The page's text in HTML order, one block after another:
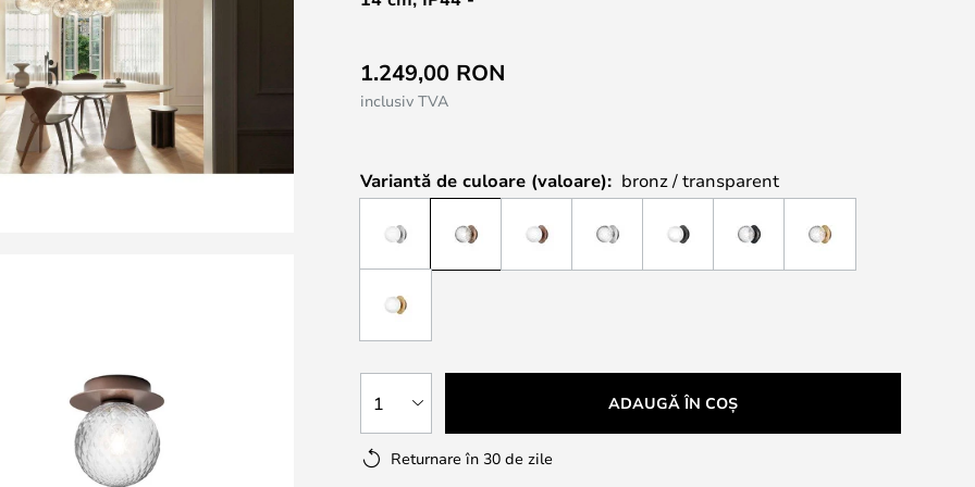
1.249,00 RON
inclusiv TVA
Variantă de culoare (valoare): bronz / transparent
1 ADAUGĂ ÎN COȘ
Returnare în 30 de zile